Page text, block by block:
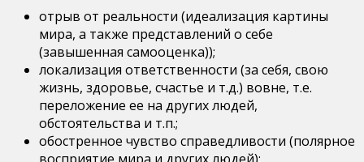
отрыв от реальности (идеализация картины
мира, а также представлений о себе
(завышенная самооценка));
локализация ответственности (за себя, свою
жизнь, здоровье, счастье и т.д.) вовне, т.е.
переложение ее на других людей,
обстоятельства и т.п.;
обостренное чувство справедливости (полярное